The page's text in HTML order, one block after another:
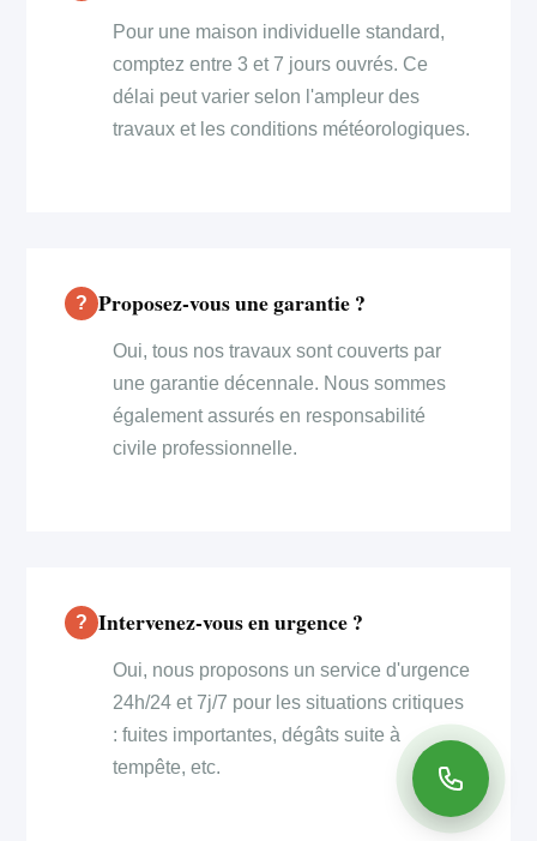
Pour une maison individuelle standard,
comptez entre 3 et 7 jours ouvrés. Ce
délai peut varier selon l'ampleur des
travaux et les conditions météorologiques.
Proposez-vous une garantie ?
Oui, tous nos travaux sont couverts par
une garantie décennale. Nous sommes
également assurés en responsabilité
civile professionnelle.
Intervenez-vous en urgence ?
Oui, nous proposons un service d'urgence
24h/24 et 7j/7 pour les situations critiques
: fuites importantes, dégâts suite à
tempête, etc.